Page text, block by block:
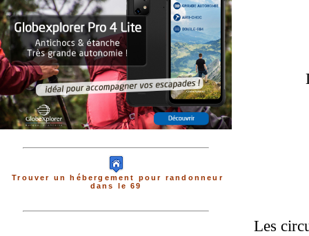
Trouver un hébergement pour randonneur
dans le 69
Les